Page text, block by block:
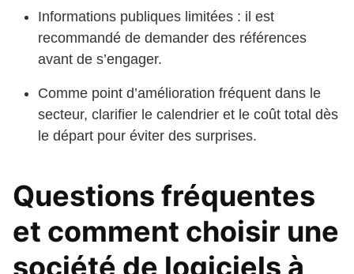
Informations publiques limitées : il est
recommandé de demander des références
avant de s’engager.
Comme point d’amélioration fréquent dans le
secteur, clarifier le calendrier et le coût total dès
le départ pour éviter des surprises.
Questions fréquentes
et comment choisir une
société de logiciels à